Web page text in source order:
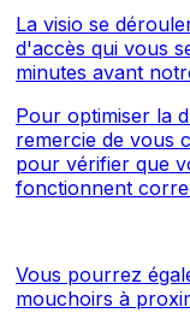
La visio se
d'accès qui vous
minutes avant
Pour optimiser la
remercie de vous
pour vérifier que
fonctionnent
Vous pourrez
mouchoirs à